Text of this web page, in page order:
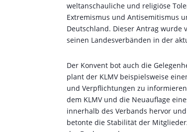
weltanschauliche und religiöse
Extremismus und Antisemitismus
Deutschland. Dieser Antrag
seinen Landesverbänden in der
Der Konvent bot auch die
plant der KLMV beispielsweise
und Verpflichtungen zu
dem KLMV und die Neuauflage
innerhalb des Verbands hervor
betonte die Stabilität der